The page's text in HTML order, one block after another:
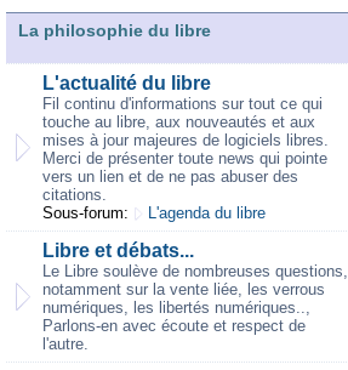
La philosophie du libre
L'actualité du libre
Fil continu d'informations sur tout ce qui
touche au libre, aux nouveautés et aux
mises à jour majeures de logiciels libres.
Merci de présenter toute news qui pointe
vers un lien et de ne pas abuser des
citations.
Sous-forum:
L'agenda du libre
Libre et débats...
Le Libre soulève de nombreuses questions,
notamment sur la vente liée, les verrous
numériques, les libertés numériques..,
Parlons-en avec écoute et respect de
l'autre.